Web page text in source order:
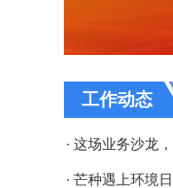
工作动态
· 这场业务沙龙
· 芒种遇上环境